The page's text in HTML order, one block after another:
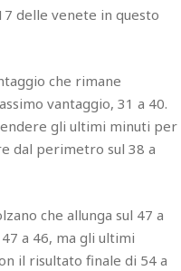
delle venete in questo
che rimane
vantaggio, 31 a 40.
gli ultimi minuti per
dal perimetro sul 38 a
che allunga sul 47 a
a 46, ma gli ultimi
il risultato finale di 54 a